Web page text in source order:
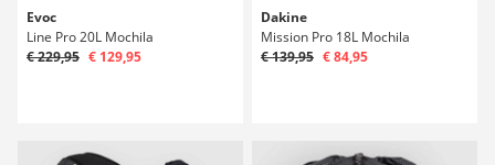
Evoc
Line Pro 20L Mochila
€ 229,95 € 129,95
Dakine
Mission Pro 18L Mochila
€ 139,95 € 84,95